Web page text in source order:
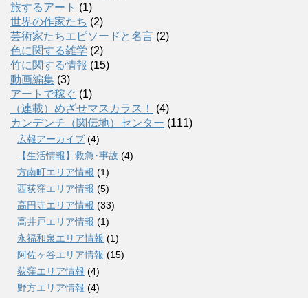
旅するアート (1)
世界の作家たち (2)
芸術家たちエピソードと名言 (2)
色に関する雑学 (2)
竹に関する情報 (15)
動画編集 (3)
アートで稼ぐ (1)
（連載）めざせマスカラス！
(4)
カンデンチ（関伝地）センター (111)
広報アーカイブ (4)
【生活情報】救急･事故 (4)
方南町エリア情報 (1)
西荻窪エリア情報 (5)
高円寺エリア情報 (33)
高井戸エリア情報 (1)
永福和泉エリア情報 (1)
阿佐ヶ谷エリア情報 (15)
荻窪エリア情報 (4)
野方エリア情報 (4)